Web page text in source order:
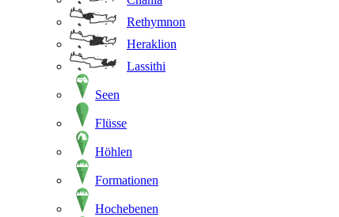
Rethymnon
Heraklion
Lassithi
Seen
Flüsse
Höhlen
Formationen
Hochebenen